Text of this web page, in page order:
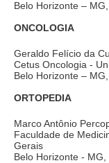
Belo Horizonte –
ONCOLOGIA
Geraldo Felício da
Cetus Oncologia -
Belo Horizonte –
ORTOPEDIA
Marco Antônio
Faculdade de
Gerais
Belo Horizonte - MG,